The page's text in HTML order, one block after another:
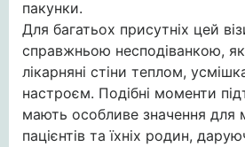
пакунки.
Для багатьох присутніх цей
справжньою несподіванкою,
лікарняні стіни теплом,
настроєм. Подібні моменти
мають особливе значення для
пацієнтів та їхніх родин,